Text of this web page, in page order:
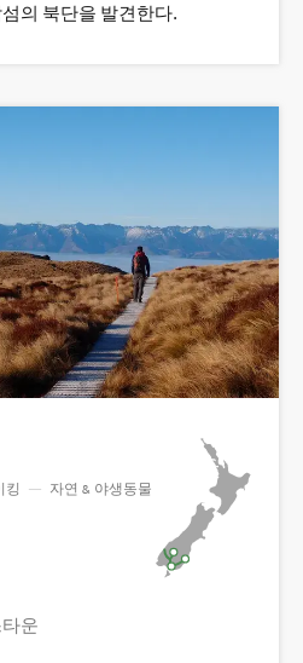
의 북단을 발견한다.
킹 — 자연 & 야생동물
운